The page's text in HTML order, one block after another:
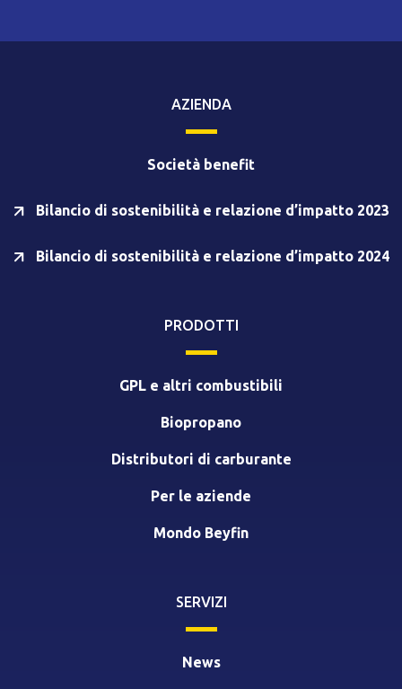
AZIENDA
Società benefit
Bilancio di sostenibilità e relazione d’impatto 2023
Bilancio di sostenibilità e relazione d’impatto 2024
PRODOTTI
GPL e altri combustibili
Biopropano
Distributori di carburante
Per le aziende
Mondo Beyfin
SERVIZI
News